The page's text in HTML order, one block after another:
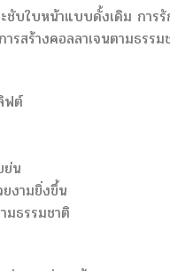
ชับใบหน้าแบบดั้งเดิม การ
รสร้างคอลลาเจนตามธร
ฟต์
ย่น
งามยิ่งขึ้น
มธรรมชาติ